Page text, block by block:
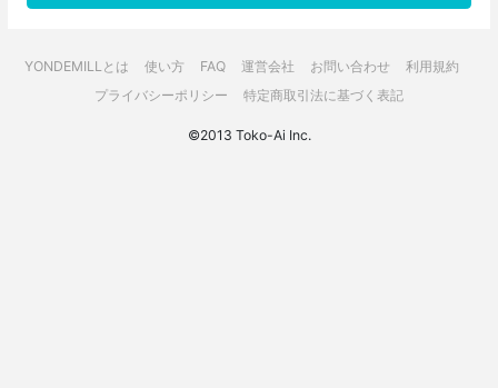
YONDEMILLとは 使い方 FAQ 運営会社 お問い合わせ
利用規約
プライバシーポリシー
特定商取引法に基づく表記
©2013 Toko-Ai Inc.